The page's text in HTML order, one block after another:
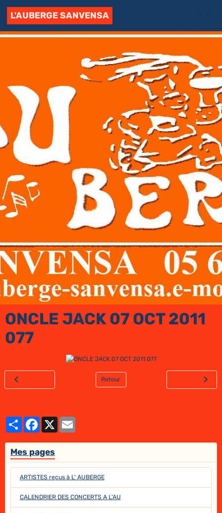
L'AUBERGE SANVENSA
ONCLE JACK 07 OCT 2011
077
Retour
PartagerFacebook
X
Mes pages
ARTISTES reçus à L' AUBERGE
CALENDRIER DES CONCERTS A L'AU